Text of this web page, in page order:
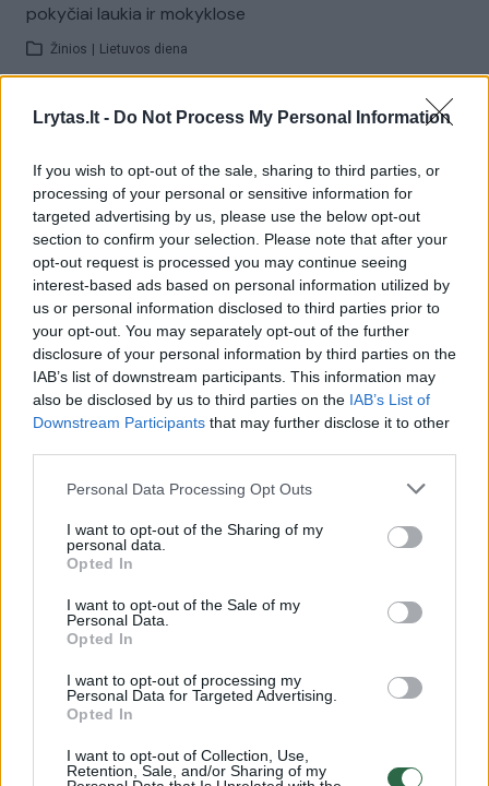
Lrytas.lt - Do Not Process My Personal Information
If you wish to opt-out of the sale, sharing to third parties, or
processing of your personal or sensitive information for
targeted advertising by us, please use the below opt-out
section to confirm your selection. Please note that after your
opt-out request is processed you may continue seeing
interest-based ads based on personal information utilized by
us or personal information disclosed to third parties prior to
your opt-out. You may separately opt-out of the further
disclosure of your personal information by third parties on the
IAB’s list of downstream participants. This information may
also be disclosed by us to third parties on the IAB’s List of
Downstream Participants that may further disclose it to other
Personal Data Processing Opt Outs
I want to opt-out of the Sharing of my
personal data.
Opted In
I want to opt-out of the Sale of my
Personal Data.
Opted In
I want to opt-out of processing my
Personal Data for Targeted Advertising.
Opted In
I want to opt-out of Collection, Use,
Retention, Sale, and/or Sharing of my
pokyčiai laukia ir mokyklose
Žinios Lietuvos diena
00:00:37
Prancūzijoje sustabdytas gaisro plitimas: dėl karščių
Pasaulis
Visi įrašai
Žiūrimiausi įrašai
Savaitės vidurys nusimato karštas: temperatūra kils iki
32 laipsnių šilumos
Žinios | Orai
V. Zalužno pasisakymą laiko bandymu įsitvirtinti
Laidos | Nauja diena